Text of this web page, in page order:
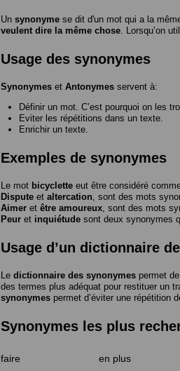
Un synonyme se dit d'un mot qui a la
veulent dire la même chose . Lorsqu’on
Usage des synonymes
Synonymes et Antonymes servent à:
Définir un mot. C’est pourquoi on les
Eviter les répétitions dans un texte.
Enrichir un texte.
Exemples de synonymes
Le mot bicyclette eut être considéré
Dispute et altercation , sont des mots
Aimer et être amoureux , sont des mots
Peur et inquiétude sont deux synonymes
Usage d’un dictionnaire
Le dictionnaire des synonymes permet
des termes plus adéquat pour restituer un
synonymes permet d’éviter une répétition
Synonymes les plus
faire en plus